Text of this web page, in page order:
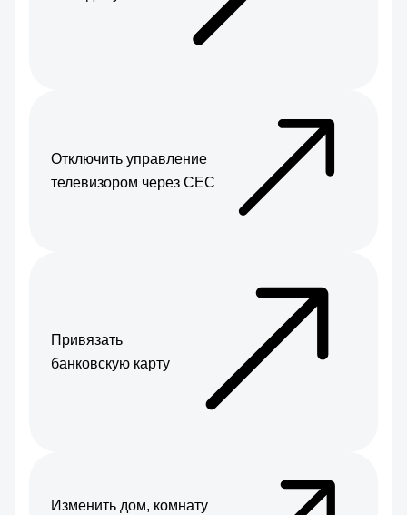
Отключить управление
телевизором через CEC
Привязать
банковскую карту
Изменить дом, комнату